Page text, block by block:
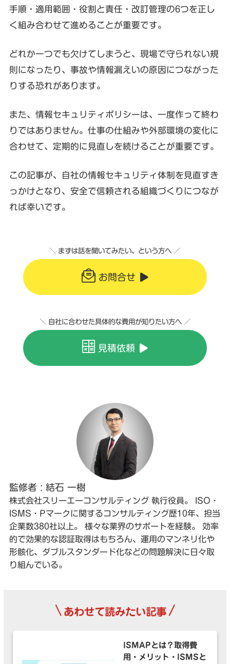
手順・適用範囲・役割と責任・改訂管理の6つを正し
く組み合わせて進めることが重要です。
どれか一つでも欠けてしまうと、現場で守られない規
則になったり、事故や情報漏えいの原因につながった
りする恐れがあります。
また、情報セキュリティポリシーは、一度作って終わ
りではありません。仕事の仕組みや外部環境の変化に
合わせて、定期的に見直しを続けることが重要です。
この記事が、自社の情報セキュリティ体制を見直すき
っかけとなり、安全で信頼される組織づくりにつなが
れば幸いです。
＼ まずは話を聞いてみたい、という方へ ／
お問合せ
＼ 自社に合わせた具体的な費用が知りたい方へ ／
見積依頼
監修者 : 結石 一樹
株式会社スリーエーコンサルティング 執行役員。 ISO・
ISMS・Pマークに関するコンサルティング歴10年、担当
企業数380社以上。 様々な業界のサポートを経験。 効率
的で効果的な認証取得はもちろん、運用のマンネリ化や
形骸化、ダブルスタンダード化などの問題解決に日々取
り組んでいる。
\ あわせて読みたい記事 /
ISMAPとは？取得費
用・メリット・ISMSと